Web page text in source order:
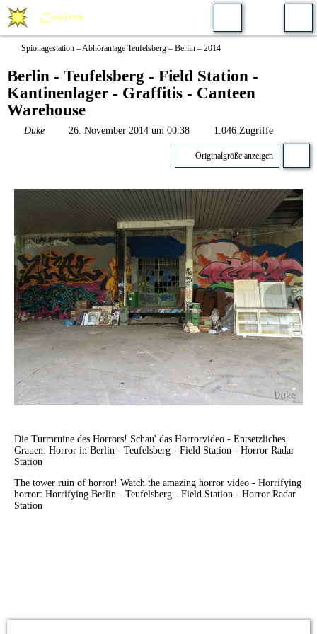
Spionagestation – Abhöranlage Teufelsberg – Berlin – 2014
Berlin - Teufelsberg - Field Station -
Kantinenlager - Graffitis - Canteen
Warehouse
Duke 26. November 2014 um 00:38 1.046 Zugriffe
Originalgröße anzeigen
Die Turmruine des Horrors! Schau' das Horrorvideo - Entsetzliches
Grauen: Horror in Berlin - Teufelsberg - Field Station - Horror Radar
Station
The tower ruin of horror! Watch the amazing horror video - Horrifying
horror: Horrifying Berlin - Teufelsberg - Field Station - Horror Radar
Station